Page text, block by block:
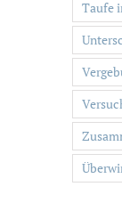
Taufe